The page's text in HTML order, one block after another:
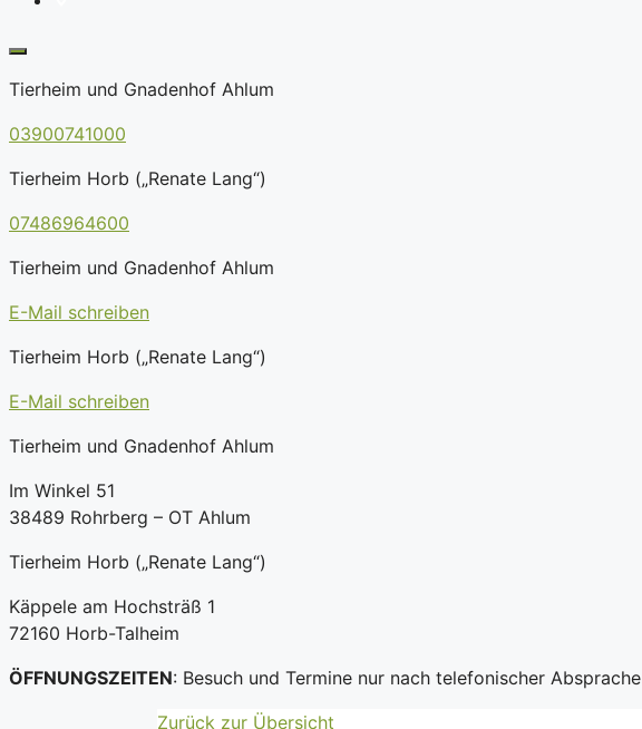
Tierheim und Gnadenhof Ahlum
03900741000
Tierheim Horb („Renate Lang“)
07486964600
Tierheim und Gnadenhof Ahlum
E-Mail schreiben
Tierheim Horb („Renate Lang“)
E-Mail schreiben
Tierheim und Gnadenhof Ahlum
Im Winkel 51
38489 Rohrberg – OT Ahlum
Tierheim Horb („Renate Lang“)
Käppele am Hochsträß 1
72160 Horb-Talheim
ÖFFNUNGSZEITEN: Besuch und Termine nur nach telefonischer Absprache
Zurück zur Übersicht